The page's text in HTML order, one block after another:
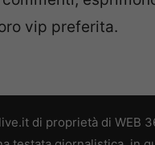
vip preferita.
di proprietà di WEB